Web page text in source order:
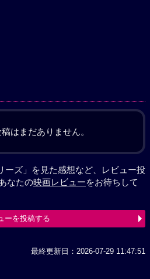
はまだありません。
ーズ」を見た感想など、レビュー投
なたの映画レビューをお待ちして
ーを投稿する
最終更新日：2026-07-29 11:47:51